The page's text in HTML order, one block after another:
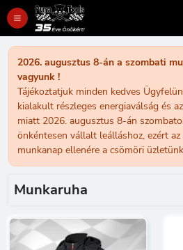
2026. augusztus 8-án a szombati
vagyunk !
Tájékoztatjuk minden kedves
kialakult részleges energiaválság és
miatt 2026. augusztus 8-án
önkéntesen vállalt leálláshoz, ezért
munkanap ellenére a csömöri
Munkaruha